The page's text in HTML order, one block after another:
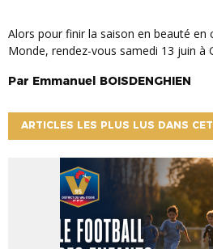
Alors pour finir la saison en beauté en cette année de Coupe du
Monde, rendez-vous samedi 13 juin à
Par Emmanuel BOISDENGHIEN
ARTICLES LES PLUS LUS DANS